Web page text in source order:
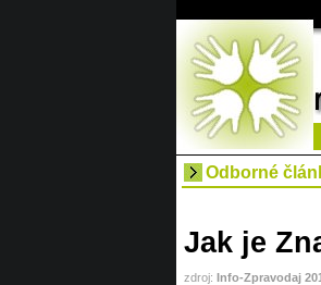
Odborné
Jak je
zdroj: Info-Zpravodaj